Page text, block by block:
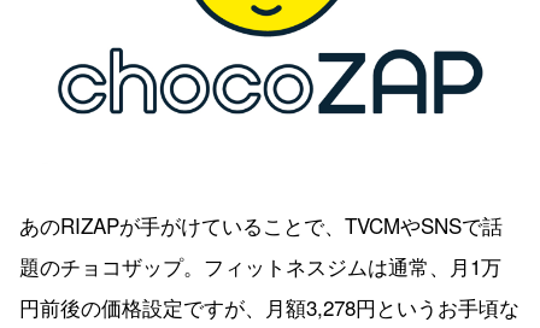
あのRIZAPが手がけていることで、TVCMやSNSで話
題のチョコザップ。フィットネスジムは通常、月1万
円前後の価格設定ですが、月額3,278円というお手頃な